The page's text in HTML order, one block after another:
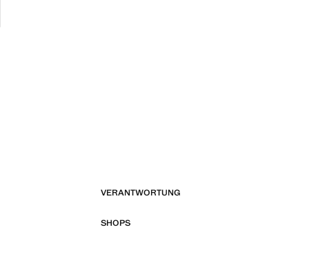
VERANTWORTUNG
SHOPS